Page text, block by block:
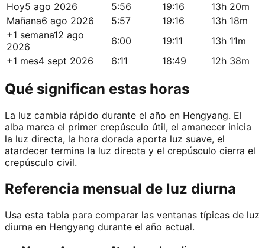
Hoy5 ago 2026 5:56 19:16
13h 20m
Mañana6 ago 2026 5:57 19:16
13h 18m
+1 semana12 ago
2026
6:00 19:11
13h 11m
+1 mes4 sept 2026 6:11 18:49 12h 38m
Qué significan estas horas
La luz cambia rápido durante el año en Hengyang. El
alba marca el primer crepúsculo útil, el amanecer inicia
la luz directa, la hora dorada aporta luz suave, el
atardecer termina la luz directa y el crepúsculo cierra el
crepúsculo civil.
Referencia mensual de luz diurna
Usa esta tabla para comparar las ventanas típicas de luz
diurna en Hengyang durante el año actual.